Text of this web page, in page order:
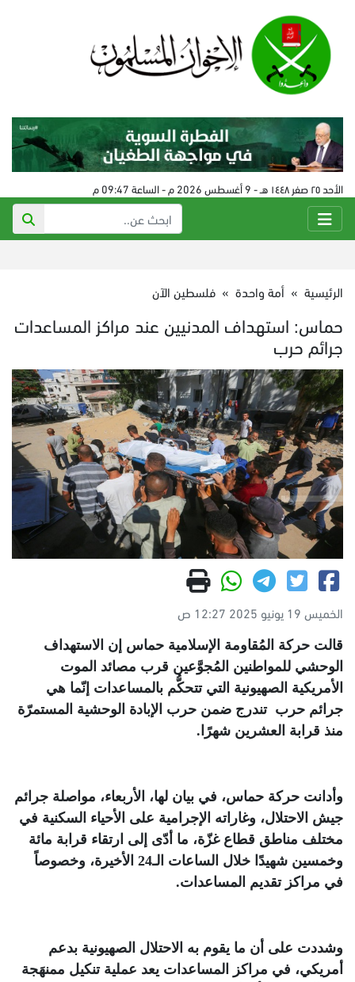
الأحد ٢٥ صفر ١٤٤٨ هـ - 9 أغسطس 2026 م - الساعة 09:47 م
الرئيسية » أمة واحدة » فلسطين الآن
حماس: استهداف المدنيين عند مراكز المساعدات
جرائم حرب
الخميس 19 يونيو 2025 12:27 ص
قالت حركة المُقاومة الإسلامية حماس إن الاستهداف
الوحشي للمواطنين المُجوَّعين قرب مصائد الموت
الأمريكية الصهيونية التي تتحكُّم بالمساعدات إنّما هي
جرائم حرب تندرج ضمن حرب الإبادة الوحشية المستمرّة
منذ قرابة العشرين شهرًا .
وأدانت حركة حماس، في بيان لها، الأربعاء، مواصلة جرائم
جيش الاحتلال، وغاراته الإجرامية على الأحياء السكنية في
مختلف مناطق قطاع غزّة، ما أدّى إلى ارتقاء قرابة مائة
وخمسين شهيدًا خلال الساعات الـ24 الأخيرة، وخصوصاً
في مراكز تقديم المساعدات.
وشددت على أن ما يقوم به الاحتلال الصهيونية بدعم
أمريكي، في مراكز المساعدات يعد عملية تنكيل ممنهَجة